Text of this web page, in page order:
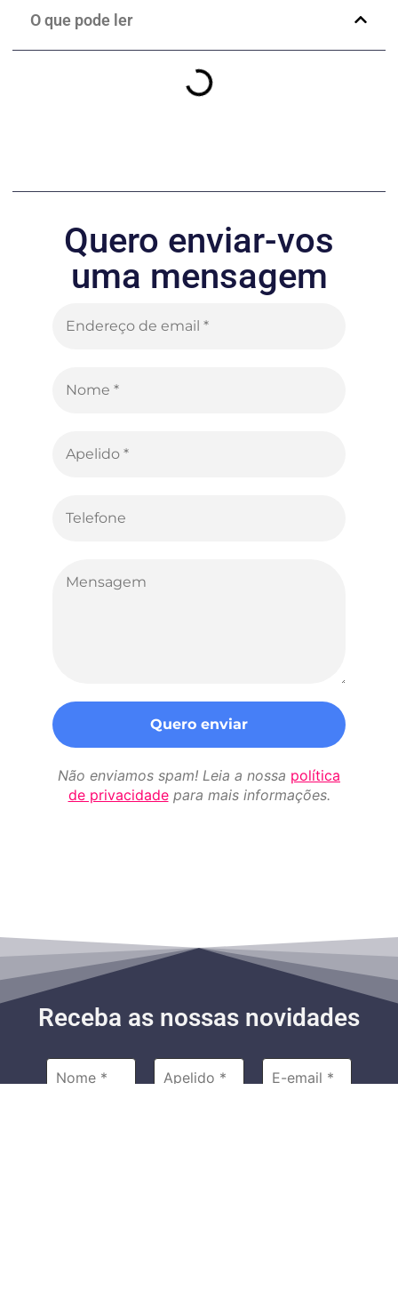
O que pode ler
Quero enviar-vos
uma mensagem
Não enviamos spam! Leia a nossa política
de privacidadepara mais informações.
Receba as nossas novidades